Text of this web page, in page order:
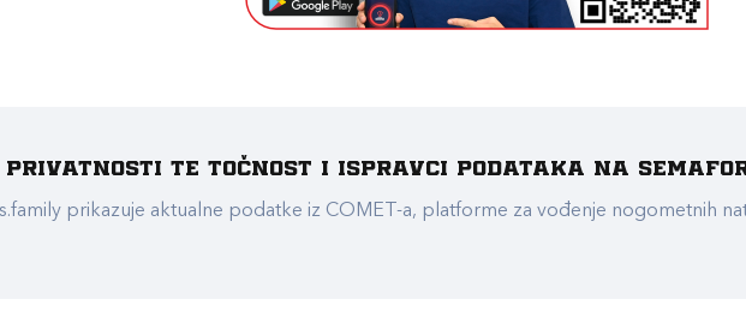
te točnost i ispravci podataka na
prikazuje aktualne podatke iz COMET-a, platforme za vođenje nogometnih